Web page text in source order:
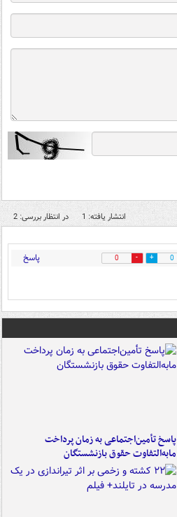
انتشار یافته: 1 در انتظار بررسی: 2
0
0 پاسخ
پاسخ تأمین‌اجتماعی به زمان پرداخت
مابه‌التفاوت حقوق بازنشستگان